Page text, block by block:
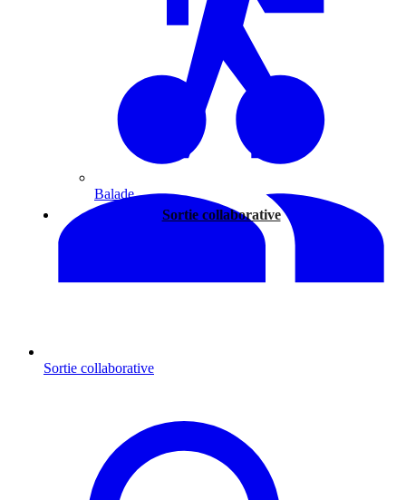
Balade
Sortie collaborative
Sortie collaborative